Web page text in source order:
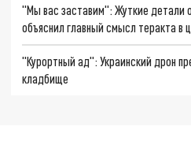
"Мы вас заставим": Жуткие детали
объяснил главный смысл теракта в
"Курортный ад": Украинский дрон
кладбище